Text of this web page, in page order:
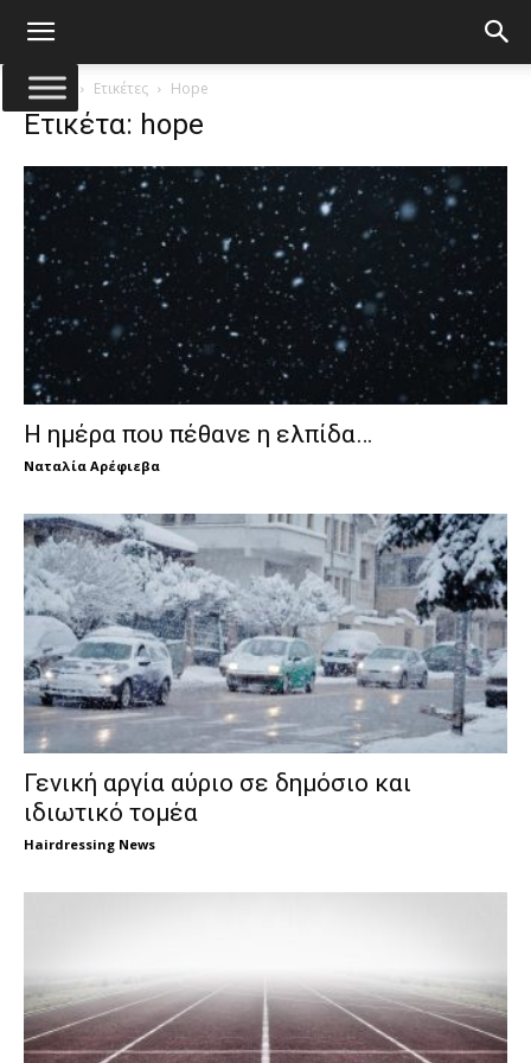
Αρχική Ετικέτες Hope
Ετικέτα: hope
Η ημέρα που πέθανε η ελπίδα…
Ναταλία Αρέφιεβα
Γενική αργία αύριο σε δημόσιο και
ιδιωτικό τομέα
Hairdressing News